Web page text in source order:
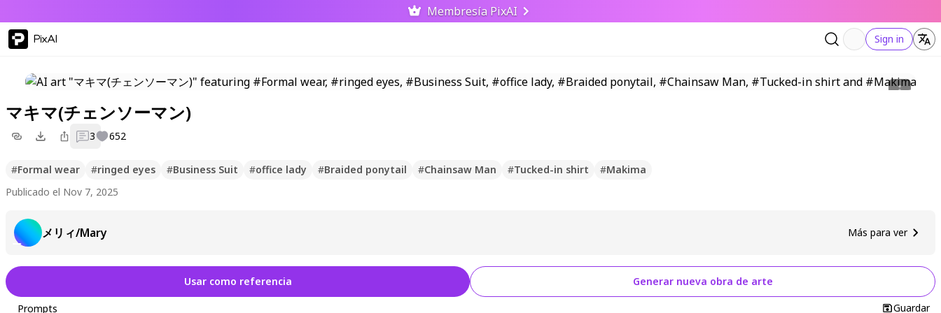
Membresía PixAI
PixAI Sign in
マキマ(チェンソーマン)
3 652
#Formal wear #ringed eyes #Business Suit #office lady #Braided ponytail #Chainsaw Man #Tucked-in shirt #Makima
Publicado el Nov 7, 2025
メリィ/Mary Más para ver
Usar como referencia Generar nueva obra de arte
Prompts Guardar